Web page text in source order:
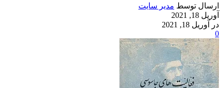
ارسال توسط مدیر سایت
آوریل 18, 2021
در آوریل 18, 2021
0